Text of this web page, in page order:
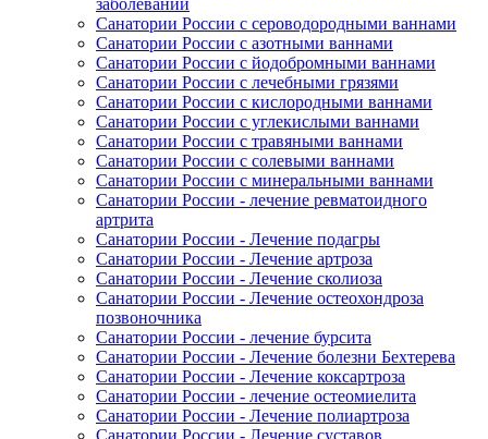
Санатории России с сероводородными ваннами
Санатории России с азотными ваннами
Санатории России с йодобромными ваннами
Санатории России с лечебными грязями
Санатории России с кислородными ваннами
Санатории России с углекислыми ваннами
Санатории России с травяными ваннами
Санатории России с солевыми ваннами
Санатории России с минеральными ваннами
Санатории России - лечение ревматоидного
артрита
Санатории России - Лечение подагры
Санатории России - Лечение артроза
Санатории России - Лечение сколиоза
Санатории России - Лечение остеохондроза
позвоночника
Санатории России - лечение бурсита
Санатории России - Лечение болезни Бехтерева
Санатории России - Лечение коксартроза
Санатории России - лечение остеомиелита
Санатории России - Лечение полиартроза
Санатории России - Лечение суставов